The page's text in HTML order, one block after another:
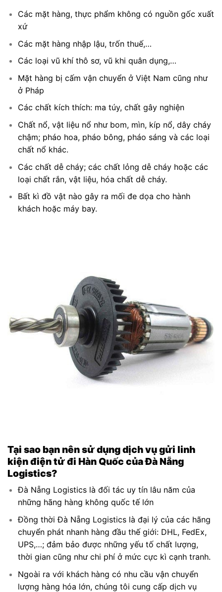
Các mặt hàng, thực phẩm không có nguồn gốc xuất
xứ
Các mặt hàng nhập lậu, trốn thuế,…
Các loại vũ khí thô sơ, vũ khi quân dụng,…
Mặt hàng bị cấm vận chuyển ở Việt Nam cũng như
ở Pháp
Các chất kích thích: ma túy, chất gây nghiện
Chất nổ, vật liệu nổ như bom, mìn, kíp nổ, dây cháy
chậm; pháo hoa, pháo bông, pháo sáng và các loại
chất nổ khác.
Các chất dễ cháy; các chất lỏng dễ cháy hoặc các
loại chất rắn, vật liệu, hóa chất dễ cháy.
Bất kì đồ vật nào gây ra mối đe dọa cho hành
khách hoặc máy bay.
Tại sao bạn nên sử dụngdịchvụ gửi linh
kiện điện tử đi Hàn Quốc của Đà Nẵng
Logistics?
Đà Nẵng Logistics là đối tác uy tín lâu năm của
những hãng hàng không quốc tế lớn
Đồng thời Đà Nẵng Logistics là đại lý của các hãng
chuyển phát nhanh hàng đầu thế giới: DHL, FedEx,
UPS,…; đảm bảo được những yếu tố chất lượng,
thời gian cũng như chi phí ở mức cực kì cạnh tranh.
Ngoài ra với khách hàng có nhu cầu vận chuyển
lượng hàng hóa lớn, chúng tôi cung cấp dịch vụ